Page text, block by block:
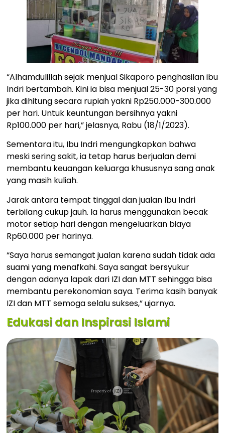
“Alhamdulillah sejak menjual Sikaporo penghasilan ibu
Indri bertambah. Kini ia bisa menjual 25-30 porsi yang
jika dihitung secara rupiah yakni Rp250.000-300.000
per hari. Untuk keuntungan bersihnya yakni
Rp100.000 per hari,” jelasnya, Rabu (18/1/2023).
Sementara itu, Ibu Indri mengungkapkan bahwa
meski sering sakit, ia tetap harus berjualan demi
membantu keuangan keluarga khususnya sang anak
yang masih kuliah.
Jarak antara tempat tinggal dan jualan Ibu Indri
terbilang cukup jauh. Ia harus menggunakan becak
motor setiap hari dengan mengeluarkan biaya
Rp60.000 per harinya.
“Saya harus semangat jualan karena sudah tidak ada
suami yang menafkahi. Saya sangat bersyukur
dengan adanya lapak dari IZI dan MTT sehingga bisa
membantu perekonomian saya. Terima kasih banyak
IZI dan MTT semoga selalu sukses,” ujarnya.
Edukasi dan Inspirasi Islami